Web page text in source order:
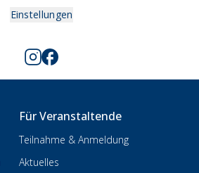
Einstellungen
Für Veranstaltende
Teilnahme & Anmeldung
Aktuelles